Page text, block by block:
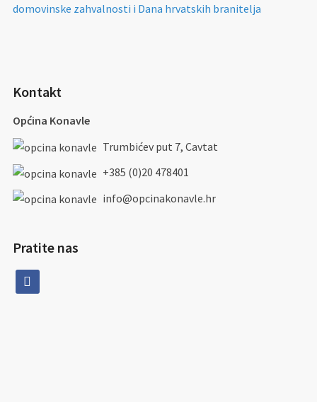
domovinske zahvalnosti i Dana hrvatskih branitelja
Kontakt
Općina Konavle
Trumbićev put 7, Cavtat
+385 (0)20 478401
info@opcinakonavle.hr
Pratite nas
facebook